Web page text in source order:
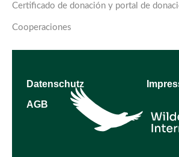
Certificado de donación y portal de
Cooperaciones
Datenschutz
AGB